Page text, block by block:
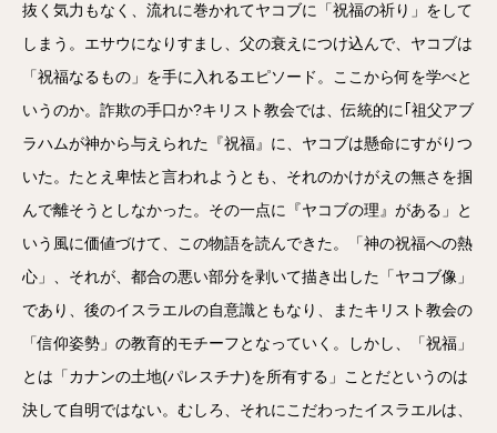
抜く気力もなく、流れに巻かれてヤコブに「祝福の祈り」をして
しまう。エサウになりすまし、父の衰えにつけ込んで、ヤコブは
「祝福なるもの」を手に入れるエピソード。ここから何を学べと
いうのか。詐欺の手口か?キリスト教会では、伝統的に｢祖父アブ
ラハムが神から与えられた『祝福』に、ヤコブは懸命にすがりつ
いた。たとえ卑怯と言われようとも、それのかけがえの無さを掴
んで離そうとしなかった。その一点に『ヤコブの理』がある」と
いう風に価値づけて、この物語を読んできた。「神の祝福への熱
心」、それが、都合の悪い部分を剥いて描き出した「ヤコブ像」
であり、後のイスラエルの自意識ともなり、またキリスト教会の
「信仰姿勢」の教育的モチーフとなっていく。しかし、「祝福」
とは「カナンの土地(パレスチナ)を所有する」ことだというのは
決して自明ではない。むしろ、それにこだわったイスラエルは、